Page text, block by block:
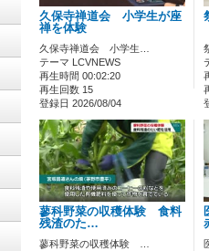
久保寺禅道会 小学生が座
禅を体験
久保寺禅道会 小学生…
テーマ LCVNEWS
再生時間 00:02:20
再生回数 15
登録日 2026/08/04
蓼科野菜の収穫体験 食料
残渣のた…
蓼科野菜の収穫体験 …